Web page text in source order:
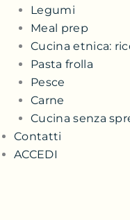
Legumi
Meal prep
Cucina etnica:
Pasta frolla
Pesce
Carne
Cucina senza
Contatti
ACCEDI